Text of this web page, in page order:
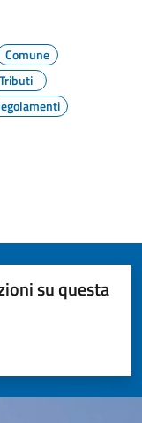
Comune
Tributi
su questa